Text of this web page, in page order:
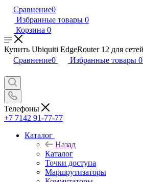
Сравнение0
Избранные товары 0
Корзина 0
Купить Ubiquiti EdgeRouter 12 для
Сравнение0 Избранные товары 0
Телефоны
+7 7142 91-77-77
Каталог
Назад
Каталог
Точки доступа
Маршрутизаторы